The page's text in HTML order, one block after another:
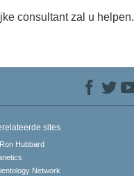
consultant zal u helpen.
sites
Hubbard
Network